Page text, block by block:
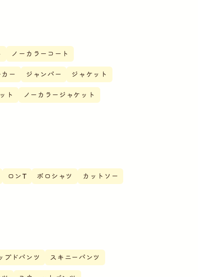
ノーカラーコート
ー ジャンパー ジャケット
ト ノーカラージャケット
ロンT ポロシャツ カットソー
プドパンツ スキニーパンツ